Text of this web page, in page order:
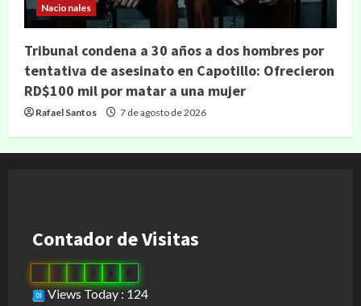
Nacionales
Tribunal condena a 30 años a dos hombres por
tentativa de asesinato en Capotillo: Ofrecieron
RD$100 mil por matar a una mujer
Rafael Santos 7 de agosto de 2026
Contador de Visitas
0 3 1 1 0
Views Today : 124